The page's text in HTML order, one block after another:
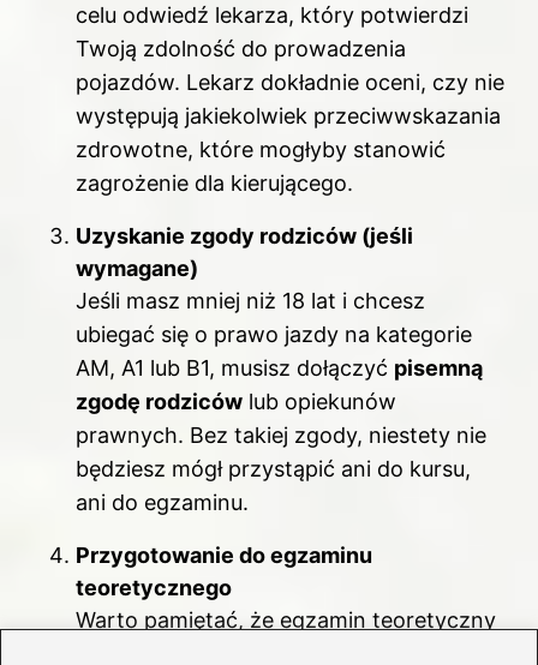
celu odwiedź lekarza, który potwierdzi
Twoją zdolność do prowadzenia
pojazdów. Lekarz dokładnie oceni, czy nie
występują jakiekolwiek przeciwwskazania
zdrowotne, które mogłyby stanowić
zagrożenie dla kierującego.
Uzyskanie zgody rodziców (jeśli
wymagane)
Jeśli masz mniej niż 18 lat i chcesz
ubiegać się o prawo jazdy na kategorie
AM, A1 lub B1, musisz dołączyć pisemną
zgodę rodziców lub opiekunów
prawnych. Bez takiej zgody, niestety nie
będziesz mógł przystąpić ani do kursu,
ani do egzaminu.
Przygotowanie do egzaminu
teoretycznego
Warto pamiętać, że egzamin teoretyczny